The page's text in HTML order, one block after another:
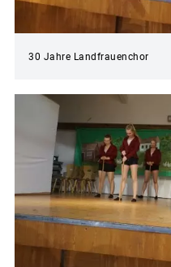
30 Jahre Landfrauenchor